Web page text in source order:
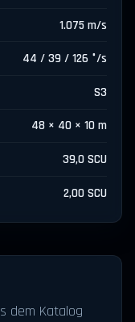
1.075 m/s
44 / 39 / 126 °/s
S3
48 × 40 × 10 m
39,0 SCU
2,00 SCU
dem Katalog